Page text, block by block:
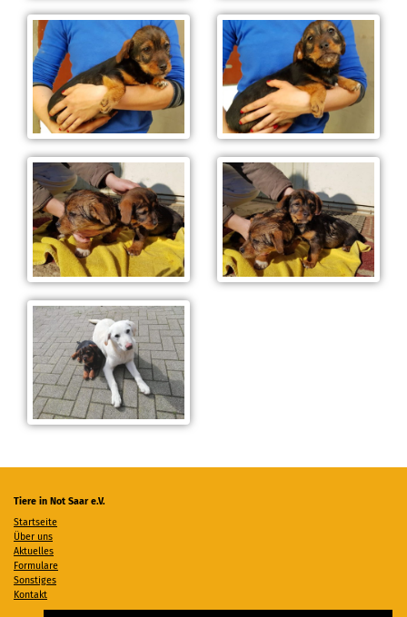
Tiere in Not Saar e.V.
Startseite
Über uns
Aktuelles
Formulare
Sonstiges
Kontakt